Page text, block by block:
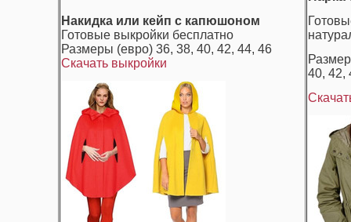
Накидка или кейп с капюшоном
Готовые выкройки бесплатно
Размеры (евро) 36, 38, 40, 42, 44, 46
Скачать выкройки
40, 42,